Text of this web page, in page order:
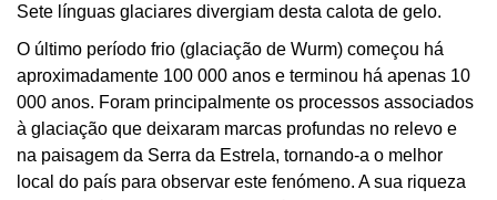
Sete línguas glaciares divergiam desta calota de gelo.
O último período frio (glaciação de Wurm) começou há
aproximadamente 100 000 anos e terminou há apenas 10
000 anos. Foram principalmente os processos associados
à glaciação que deixaram marcas profundas no relevo e
na paisagem da Serra da Estrela, tornando-a o melhor
local do país para observar este fenómeno. A sua riqueza